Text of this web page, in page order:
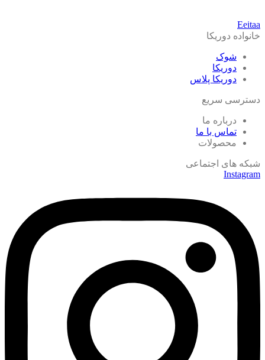
Eeitaa
خانواده دوریکا
شوک
دوریکا
دوریکا پلاس
دسترسی سریع
درباره ما
تماس با ما
محصولات
شبکه های اجتماعی
Instagram